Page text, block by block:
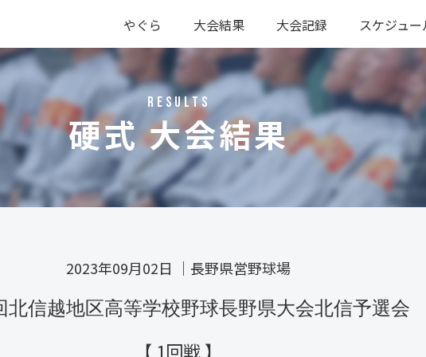
やぐら
大会結果
硬式
軟式
大会記録
硬式
軟式
スケジュー
RESULTS
硬式 大会結果
2023年09月02日 ｜ 長野県営野球場
北信越地区高等学校野球長野県大会北信予選会
【 1回戦 】